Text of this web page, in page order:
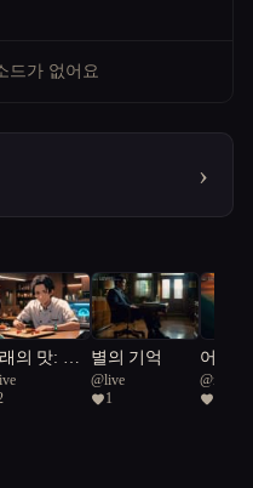
드가 없어요
›
의 맛: 캡
에 잊혀
기
별의 기억
@live
1
어둠
실
@
Sheep 2